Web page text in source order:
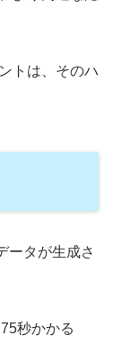
トは、そのハ
ータが生成さ
秒かかる